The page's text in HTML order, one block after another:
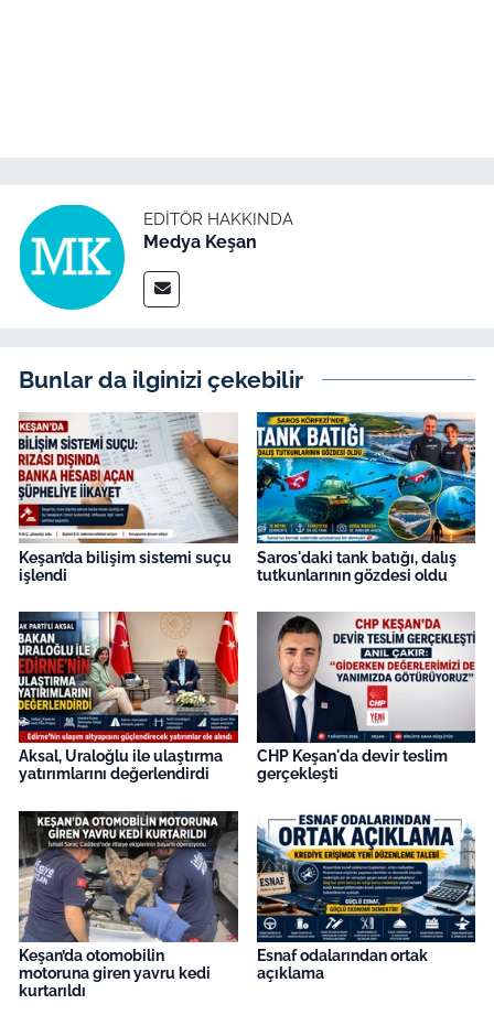
EDITÖR HAKKINDA
Medya Keşan
Bunlar da ilginizi çekebilir
Keşan’da bilişim sistemi suçu
işlendi
Saros'daki tank batığı, dalış
tutkunlarının gözdesi oldu
Aksal, Uraloğlu ile ulaştırma
yatırımlarını değerlendirdi
CHP Keşan'da devir teslim
gerçekleşti
Keşan’da otomobilin
motoruna giren yavru kedi
kurtarıldı
Esnaf odalarından ortak
açıklama
Güvenlik
Genel
Flaş Haber
Dış Haberler
Magazin
İş Dünyası
Bilim Teknoloji
English News
Canlı Maç
Finans
Genel-A
Gündem-Eğitim